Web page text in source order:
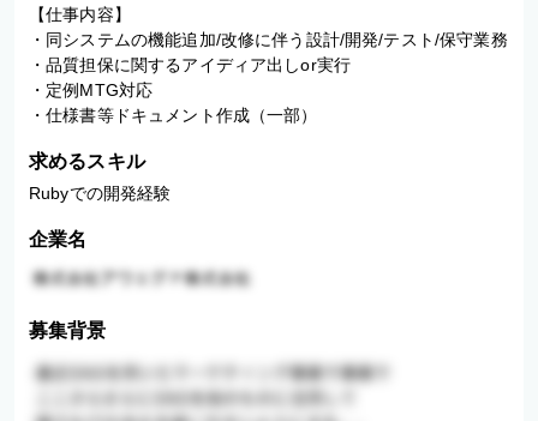
【仕事内容】
・同システムの機能追加/改修に伴う設計/開発/テスト/保守業務
・品質担保に関するアイディア出しor実行
・定例MTG対応
・仕様書等ドキュメント作成（一部）
求めるスキル
Rubyでの開発経験
企業名
募集背景